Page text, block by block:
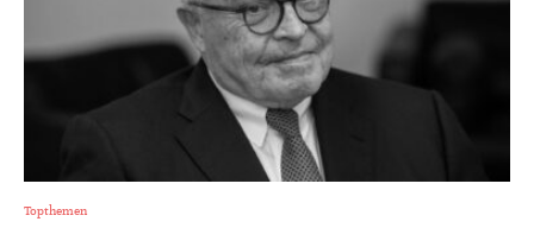
Topthemen